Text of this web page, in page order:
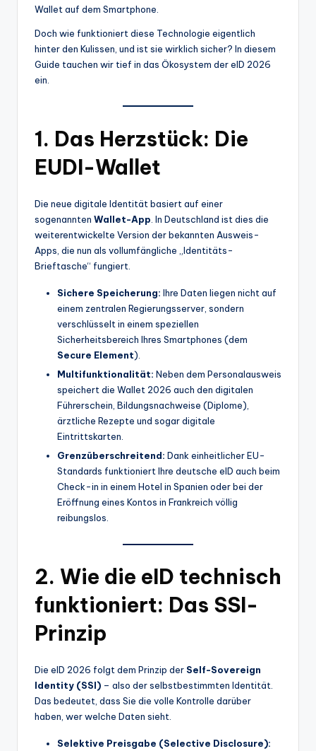
Wallet auf dem Smartphone.
Doch wie funktioniert diese Technologie eigentlich
hinter den Kulissen, und ist sie wirklich sicher? In diesem
Guide tauchen wir tief in das Ökosystem der eID 2026
ein.
1. Das Herzstück: Die
EUDI-Wallet
Die neue digitale Identität basiert auf einer
sogenannten Wallet-App . In Deutschland ist dies die
weiterentwickelte Version der bekannten Ausweis-
Apps, die nun als vollumfängliche „Identitäts-
Brieftasche“ fungiert.
Sichere Speicherung: Ihre Daten liegen nicht auf
einem zentralen Regierungsserver, sondern
verschlüsselt in einem speziellen
Sicherheitsbereich Ihres Smartphones (dem
Secure Element).
Multifunktionalität: Neben dem Personalausweis
speichert die Wallet 2026 auch den digitalen
Führerschein, Bildungsnachweise (Diplome),
ärztliche Rezepte und sogar digitale
Eintrittskarten.
Grenzüberschreitend: Dank einheitlicher EU-
Standards funktioniert Ihre deutsche eID auch beim
Check-in in einem Hotel in Spanien oder bei der
Eröffnung eines Kontos in Frankreich völlig
reibungslos.
2. Wie die eID technisch
funktioniert: Das SSI-
Prinzip
Die eID 2026 folgt dem Prinzip der Self-Sovereign
Identity (SSI) – also der selbstbestimmten Identität.
Das bedeutet, dass Sie die volle Kontrolle darüber
haben, wer welche Daten sieht.
Selektive Preisgabe (Selective Disclosure):